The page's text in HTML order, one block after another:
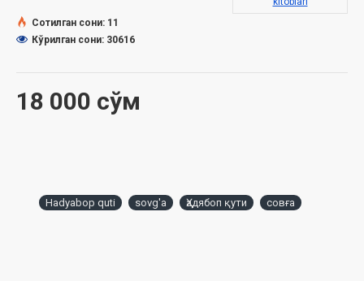
18 000 сўм
Сотилган сони: 11
Кўрилган сони: 30616
Hadyabop quti sovg'a Ҳадябоп қути совға